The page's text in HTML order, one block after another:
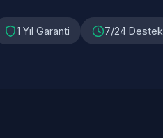
1 Yıl Garanti 7/24 Destek